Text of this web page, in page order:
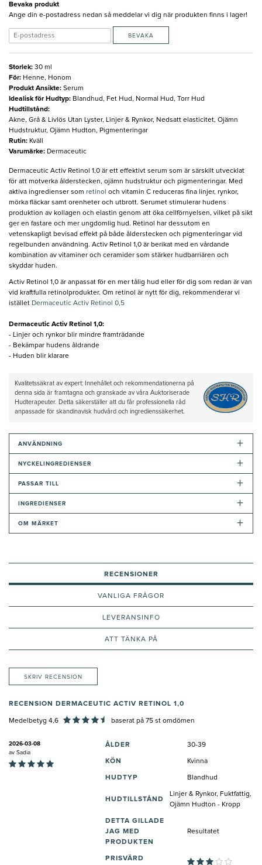
Bevaka produkt
Ange din e-postadress nedan så meddelar vi dig när produkten finns i lager!
BEVAKA
Storlek: 30 ml
För: Henne, Honom
Produkt Ansikte: Serum
Idealisk för Hudtyp: Blandhud, Fet Hud, Normal Hud, Torr Hud
Hudtillstånd:
Akne, Grå & Livlös Utan Lyster, Linjer & Rynkor, Nedsatt elasticitet, Ojämn
Hudstruktur, Ojämn Hudton, Pigmenteringar
Rutin: Kväll
Varumärke: Dermaceutic
Dermaceutic Activ Retinol 1,0 är ett effektivt serum som är särskilt utvecklat
för att motverka ålderstecken, ojämn hudstruktur och pigmenteringar. Med
aktiva ingredienser som retinol och vitamin C reduceras fina linjer, rynkor,
mörka fläckar samt orenheter och utbrott. Serumet stimulerar hudens
produktion av kollagen och elastin genom att öka cellförnyelsen, vilket på sikt
ger en fastare och mer ungdomlig hud. Retinol har dessutom en
vetenskapligt bevisad effekt på både ålderstecken och pigmenteringar vid
regelbunden användning. Activ Retinol 1,0 är berikat med en vårdande
kombination av vitaminer och ceramider som stärker hudbarriären och
skyddar huden.
Activ Retinol 1,0 är anpassat för en mer tålig hud eller för dig som redan är van
vid kraftfulla retinolprodukter. Om retinol är nytt för dig, rekommenderar vi
istället Dermaceutic Activ Retinol 0,5
Dermaceutic Activ Retinol 1,0:
- Linjer och rynkor blir mindre framträdande
- Bekämpar hudens åldrande
- Huden blir klarare
Kvalitetssäkrat av expert: Innehållet och rekommendationerna på
denna sida är framtagna och granskade av våra Auktoriserade
Hudterapeuter. Detta säkerställer att du får professionella råd
anpassade för skandinavisk hudvård och ingredienssäkerhet.
ANVÄNDNING +
NYCKELINGREDIENSER +
PASSAR TILL +
INGREDIENSER +
OM MÄRKET +
RECENSIONER
VANLIGA FRÅGOR
LEVERANSINFO
ATT TÄNKA PÅ
SKRIV RECENSION
RECENSION DERMACEUTIC ACTIV RETINOL 1,0
Medelbetyg 4,6 baserat på 75 st omdömen
2026-03-08
av Sadia
ÅLDER 30-39
KÖN Kvinna
HUDTYP Blandhud
HUDTILLSTÅND
Linjer & Rynkor, Fuktfattig,
Ojämn Hudton - Kropp
DETTA GILLADE
JAG MED
PRODUKTEN
Resultatet
PRISVÄRD